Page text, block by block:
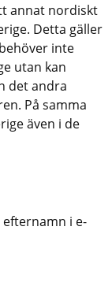
annat nordiskt
Detta gäller
inte
utan kan
det andra
På samma
även i de
i e-